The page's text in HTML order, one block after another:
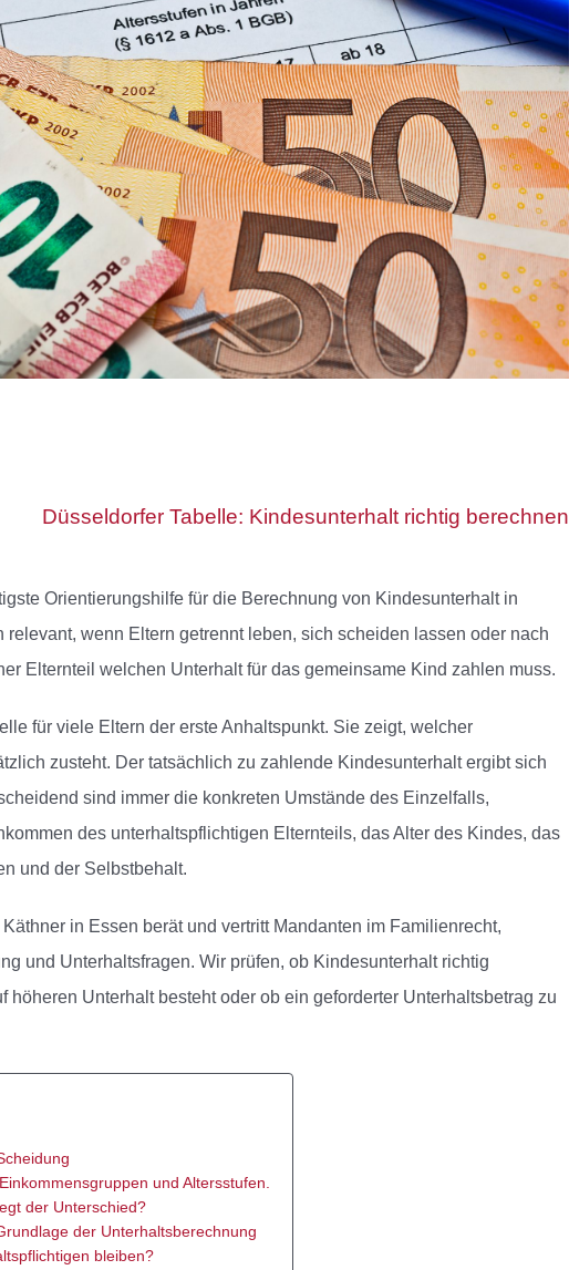
Düsseldorfer Tabelle: Kindesunterhalt richtig berechnen
Orientierungshilfe für die Berechnung von Kindesunterhalt in
wenn Eltern getrennt leben, sich scheiden lassen oder nach
Elternteil welchen Unterhalt für das gemeinsame Kind zahlen muss.
für viele Eltern der erste Anhaltspunkt. Sie zeigt, welcher
zusteht. Der tatsächlich zu zahlende Kindesunterhalt ergibt sich
sind immer die konkreten Umstände des Einzelfalls,
des unterhaltspflichtigen Elternteils, das Alter des Kindes, das
und der Selbstbehalt.
in Essen berät und vertritt Mandanten im Familienrecht,
und Unterhaltsfragen. Wir prüfen, ob Kindesunterhalt richtig
höheren Unterhalt besteht oder ob ein geforderter Unterhaltsbetrag zu
und Altersstufen.
der Unterschied?
der Unterhaltsberechnung
bleiben?